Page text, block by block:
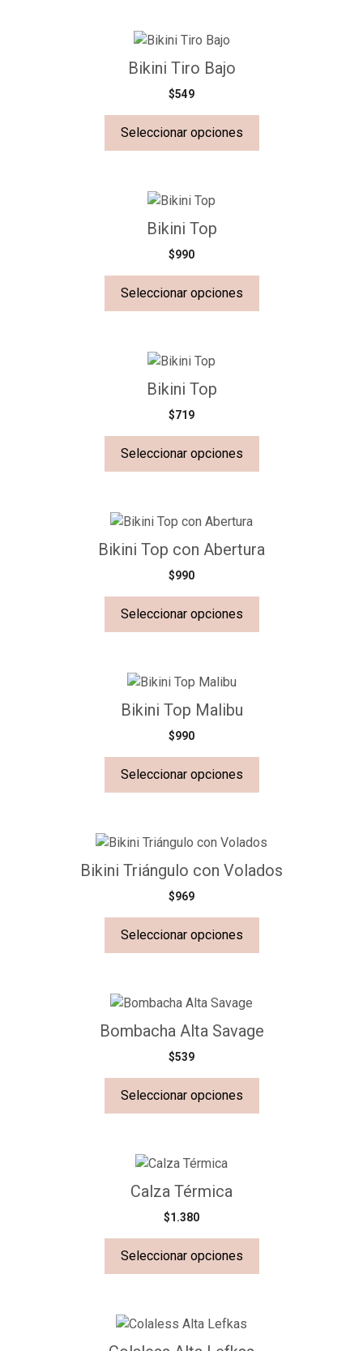
Bikini Tiro Bajo
$549
Seleccionar opciones
Bikini Top
$990
Seleccionar opciones
Bikini Top
$719
Seleccionar opciones
Bikini Top con Abertura
$990
Seleccionar opciones
Bikini Top Malibu
$990
Seleccionar opciones
Bikini Triángulo con Volados
$969
Seleccionar opciones
Bombacha Alta Savage
$539
Seleccionar opciones
Calza Térmica
$1.380
Seleccionar opciones